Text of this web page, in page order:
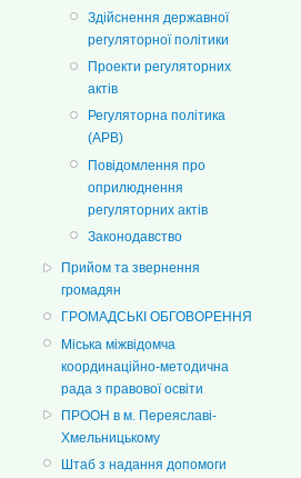
Здійснення державної
регуляторної політики
Проекти регуляторних
актів
Регуляторна політика
(АРВ)
Повідомлення про
оприлюднення
регуляторних актів
Законодавство
Прийом та звернення
громадян
ГРОМАДСЬКІ ОБГОВОРЕННЯ
Міська міжвідомча
координаційно-методична
рада з правової освіти
ПРООН в м. Переяславі-
Хмельницькому
Штаб з надання допомоги